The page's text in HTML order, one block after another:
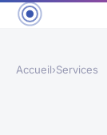
Accueil›Services